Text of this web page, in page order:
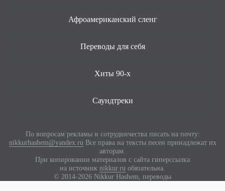
Афроамериканский сленг
Переводы для себя
Хиты 90-х
Саундтреки
По вопросам рекламы и сотрудничества писать на почту:
nikkurhashem@yandex.ruВсе права на тексты песен принадлежат их
авторам.
При копировании материалов с сайта гиперссылка
на источник nikkur.ru обязательна.
© 2014-2026 Nikkur Hashem, переводы